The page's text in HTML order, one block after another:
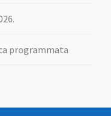
programmata